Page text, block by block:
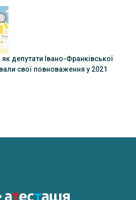
депутати Івано-Франківської
свої повноваження у 2021